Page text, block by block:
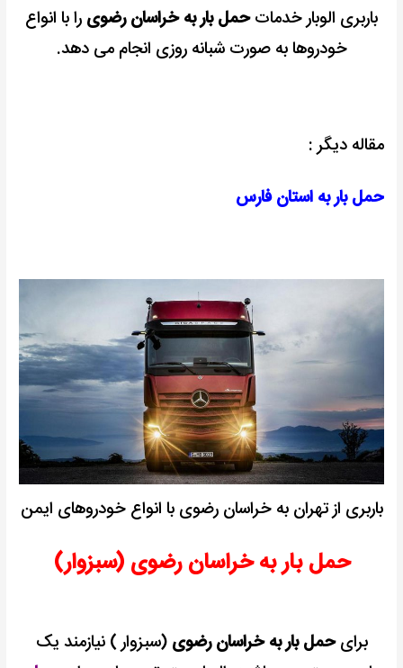
باربری الوبار خدماتحمل بار به خراسان رضوی را با انواع
خودروها به صورت شبانه روزی انجام می دهد.
مقاله دیگر :
حمل بار به استان فارس
باربری از تهران به خراسان رضوی با انواع خودروهای ایمن
حمل بار به خراسان رضوی (سبزوار)
برایحمل بار به خراسان رضوی (سبزوار ) نیازمند یک